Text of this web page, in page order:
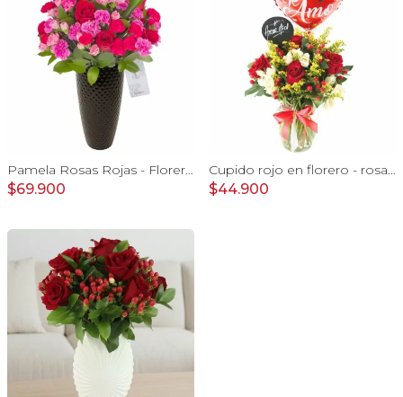
Pamela Rosas Rojas - Florero negro mediano con rosas rojas y mini claveles rosados y fucsias
$69.900
Cupido rojo en florero - rosas, mini rosas, hypericum, globo te amo y pizarra
$44.900